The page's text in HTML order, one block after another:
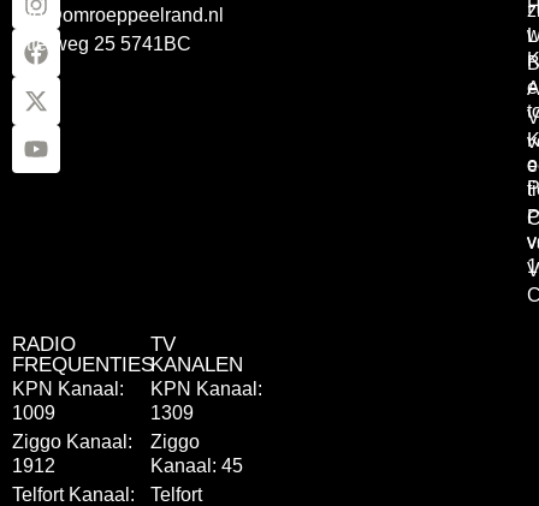
info@omroeppeelrand.nl
Otterweg 25 5741BC
RADIO
FREQUENTIES
KPN Kanaal:
1009
Ziggo Kanaal:
1912
Telfort Kanaal:
TV
KANALEN
KPN Kanaal:
1309
Ziggo
Kanaal: 45
Telfort